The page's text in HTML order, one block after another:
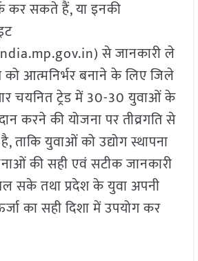
कर सकते हैं, या इनकी
से जानकारी ले
आत्मनिर्भर बनाने के लिए जिले
चयनित ट्रेड में 30-30 युवाओं के
करने की योजना पर तीव्रगति से
ताकि युवाओं को उद्योग स्थापना
की सही एवं सटीक जानकारी
सके तथा प्रदेश के युवा अपनी
का सही दिशा में उपयोग कर